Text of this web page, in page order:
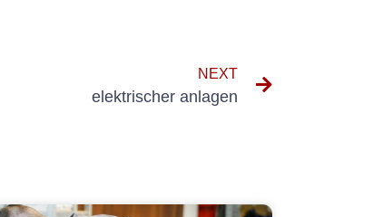
NEXT
elektrischer anlagen